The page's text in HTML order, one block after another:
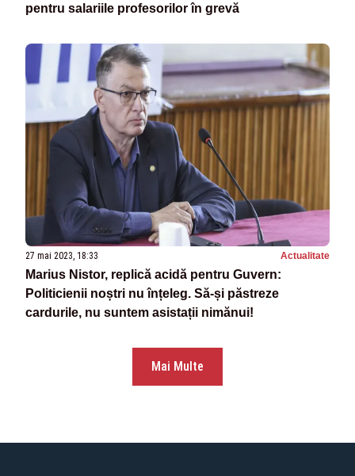
pentru salariile profesorilor în grevă
27 mai 2023, 18:33 Actualitate
Marius Nistor, replică acidă pentru Guvern:
Politicienii noștri nu înțeleg. Să-și păstreze
cardurile, nu suntem asistații nimănui!
Mai Multe